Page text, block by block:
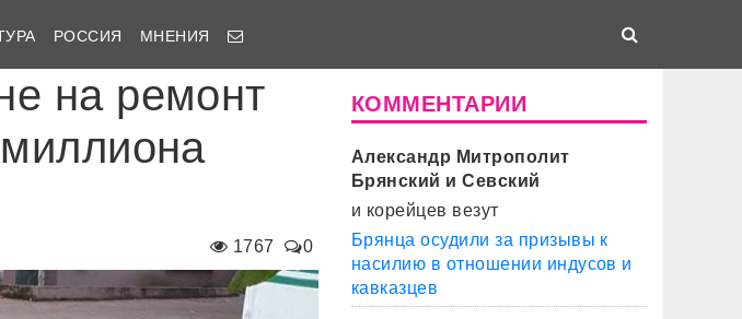
РОССИЯ МНЕНИЯ
на ремонт
1767 0
КОММЕНТАРИИ
Александр Митрополит
Брянский и Севский
и корейцев везут
Брянца осудили за призывы к
насилию в отношении индусов и
кавказцев